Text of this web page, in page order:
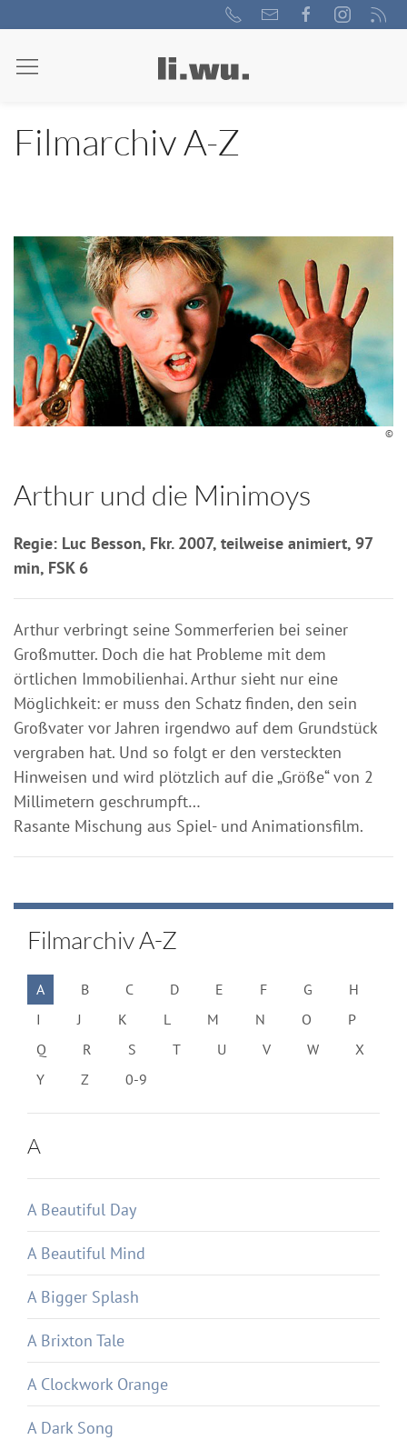
Filmarchiv A-Z
©
Arthur und die Minimoys
Regie: Luc Besson, Fkr. 2007, teilweise animiert, 97
min, FSK 6
Arthur verbringt seine Sommerferien bei seiner
Großmutter. Doch die hat Probleme mit dem
örtlichen Immobilienhai. Arthur sieht nur eine
Möglichkeit: er muss den Schatz finden, den sein
Großvater vor Jahren irgendwo auf dem Grundstück
vergraben hat. Und so folgt er den versteckten
Hinweisen und wird plötzlich auf die „Größe“ von 2
Millimetern geschrumpft…
Rasante Mischung aus Spiel- und Animationsfilm.
Filmarchiv A-Z
A B C D E F G
H
I
J K L M N O
P
Q
R S T U V W
X
Y
Z 0-9
A
A Beautiful Day
A Beautiful Mind
A Bigger Splash
A Brixton Tale
A Clockwork Orange
A Dark Song